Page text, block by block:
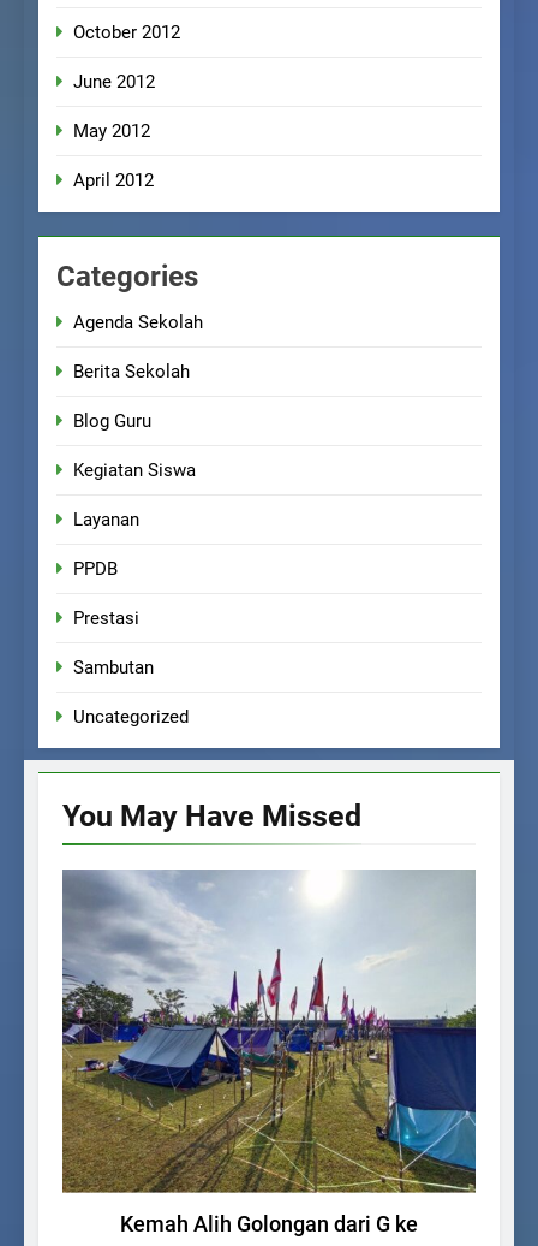
October 2012
June 2012
May 2012
April 2012
Categories
Agenda Sekolah
Berita Sekolah
Blog Guru
Kegiatan Siswa
Layanan
PPDB
Prestasi
Sambutan
Uncategorized
You May Have Missed
KEGIATAN SISWA
Kemah Alih Golongan dari G ke